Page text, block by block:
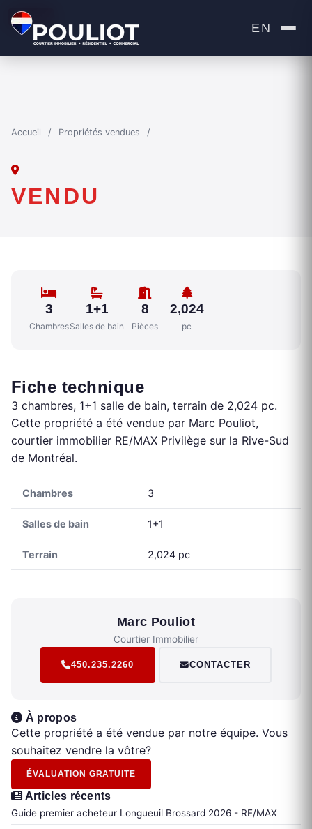
EN
Accueil / Propriétés vendues /
VENDU
VENDU
3
Chambres
1+1
Salles de bain
8
Pièces
2,024
pc
Fiche technique
3 chambres, 1+1 salle de bain, terrain de 2,024 pc.
Cette propriété a été vendue par Marc Pouliot,
courtier immobilier RE/MAX Privilège sur la Rive-Sud
de Montréal.
Chambres 3
Salles de bain 1+1
Terrain 2,024 pc
Marc Pouliot
Courtier Immobilier
450.235.2260 CONTACTER
À propos
Cette propriété a été vendue par notre équipe. Vous
souhaitez vendre la vôtre?
ÉVALUATION GRATUITE
Articles récents
Guide premier acheteur Longueuil Brossard 2026 - RE/MAX